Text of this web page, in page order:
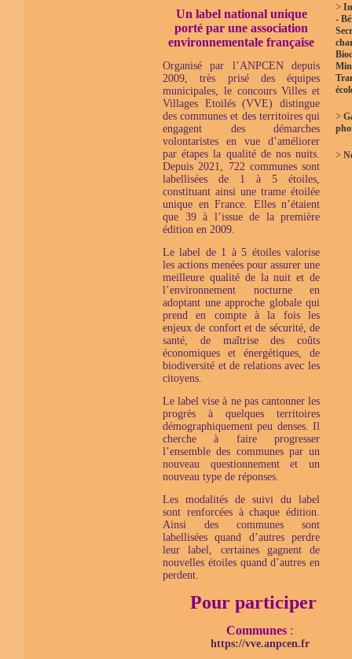
Un label national unique
porté par une association
environnementale française
Organisé par l’ANPCEN depuis
2009, très prisé des équipes
municipales, le concours Villes et
Villages Etoilés (VVE) distingue
des communes et des territoires qui
engagent des démarches
volontaristes en vue d’améliorer
par étapes la qualité de nos nuits.
Depuis 2021, 722 communes sont
labellisées de 1 à 5 étoiles,
constituant ainsi une trame étoilée
unique en France. Elles n’étaient
que 39 à l’issue de la première
édition en 2009.
Le label de 1 à 5 étoiles valorise
les actions menées pour assurer une
meilleure qualité de la nuit et de
l’environnement nocturne en
adoptant une approche globale qui
prend en compte à la fois les
enjeux de confort et de sécurité, de
santé, de maîtrise des coûts
économiques et énergétiques, de
biodiversité et de relations avec les
citoyens.
Le label vise à ne pas cantonner les
progrès à quelques territoires
démographiquement peu denses. Il
cherche à faire progresser
l’ensemble des communes par un
nouveau questionnement et un
nouveau type de réponses.
Les modalités de suivi du label
sont renforcées à chaque édition.
Ainsi des communes sont
labellisées quand d’autres perdre
leur label, certaines gagnent de
nouvelles étoiles quand d’autres en
perdent.
Pour participer
Communes :
https://vve.anpcen.fr
>
-
>
>